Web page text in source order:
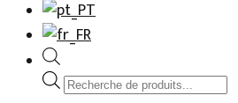
Recherche